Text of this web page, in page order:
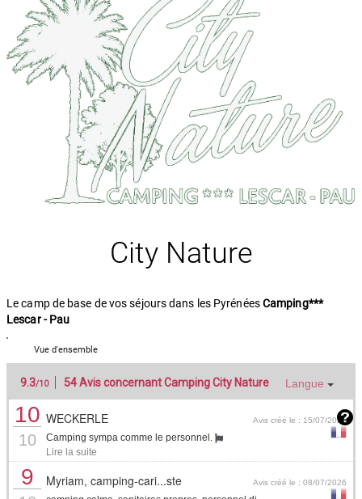
City Nature
Le camp de base de vos séjours dans les PyrénéesCamping***
Lescar - Pau